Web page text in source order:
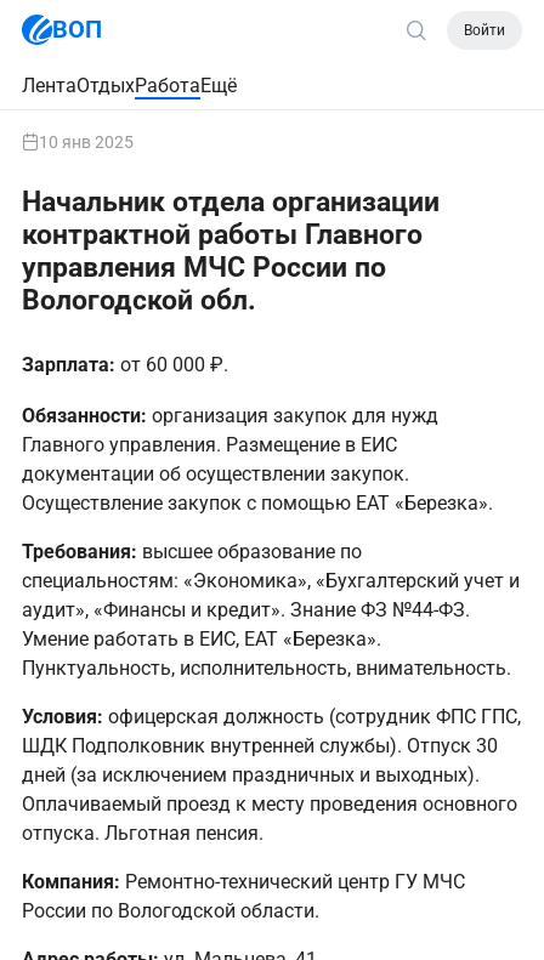
ВОП Войти
ЛентаОтдыхРаботаЕщё
10 янв 2025
Начальник отдела организации
контрактной работы Главного
управления МЧС России по
Вологодской обл.
Зарплата: от 60 000 ₽.
Обязанности: организация закупок для нужд
Главного управления. Размещение в ЕИС
документации об осуществлении закупок.
Осуществление закупок с помощью ЕАТ «Березка».
Требования: высшее образование по
специальностям: «Экономика», «Бухгалтерский учет и
аудит», «Финансы и кредит». Знание ФЗ №44-ФЗ.
Умение работать в ЕИС, ЕАТ «Березка».
Пунктуальность, исполнительность, внимательность.
Условия: офицерская должность (сотрудник ФПС ГПС,
ШДК Подполковник внутренней службы). Отпуск 30
дней (за исключением праздничных и выходных).
Оплачиваемый проезд к месту проведения основного
отпуска. Льготная пенсия.
Компания: Ремонтно-технический центр ГУ МЧС
России по Вологодской области.